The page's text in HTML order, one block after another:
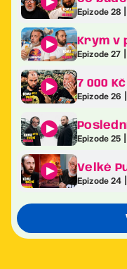
Epizode 28
Epizode 27
Epizode 26
Epizode 25
Epizode 24